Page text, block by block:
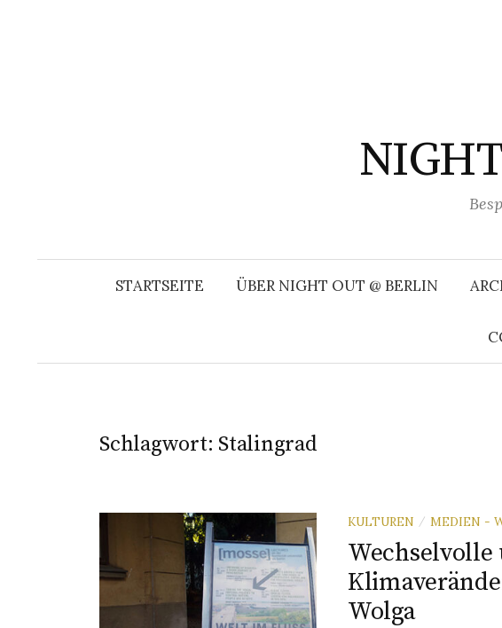
STARTSEITE ÜBER NIGHT OUT @ BERLIN
Schlagwort: Stalingrad
KULTUREN / MEDIEN -
Wolga